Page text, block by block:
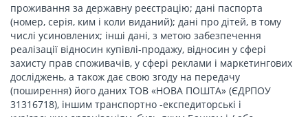
проживання за державну реєстрацію; дані паспорта
(номер, серія, ким і коли виданий); дані про дітей, в тому
числі усиновлених; інші дані, з метою забезпечення
реалізації відносин купівлі-продажу, відносин у сфері
захисту прав споживачів, у сфері реклами і маркетингових
досліджень, а також дає свою згоду на передачу
(поширення) його даних ТОВ «НОВА ПОШТА» (ЄДРПОУ
31316718), іншим транспортно -експедиторські і